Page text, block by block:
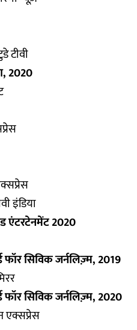
टीवी
2020
इंडिया
एंटरटेनमेंट 2020
फॉर सिविक जर्नलिज़्म, 2019
फॉर सिविक जर्नलिज़्म, 2020
एक्सप्रेस